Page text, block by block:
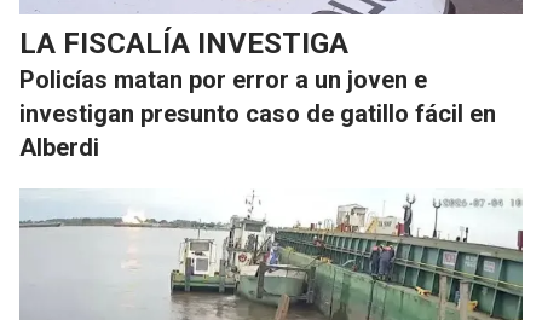
LA FISCALÍA INVESTIGA
Policías matan por error a un joven e
investigan presunto caso de gatillo fácil en
Alberdi